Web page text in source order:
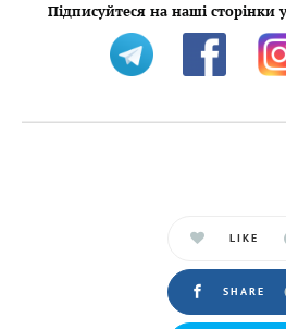
Підписуйтеся на наші сторінки
LIKE
SHARE